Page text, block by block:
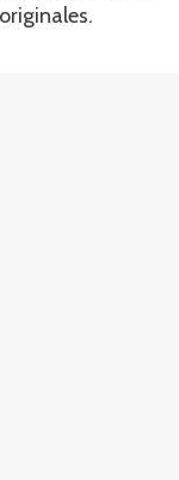
originales.